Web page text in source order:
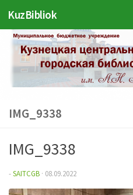
Перейти к содержимому
KuzBibliok
IMG_9338
IMG_9338
-SAITCGB · 08.09.2022